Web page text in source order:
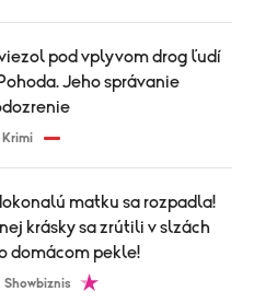
Jeho správanie
Krimi
krásky sa zrútili v slzách
domácom pekle!
Showbiznis